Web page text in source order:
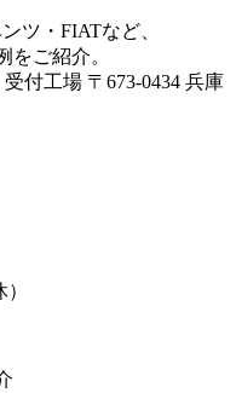
ツ・FIATなど、
をご紹介。
付工場 〒673-0434 兵庫